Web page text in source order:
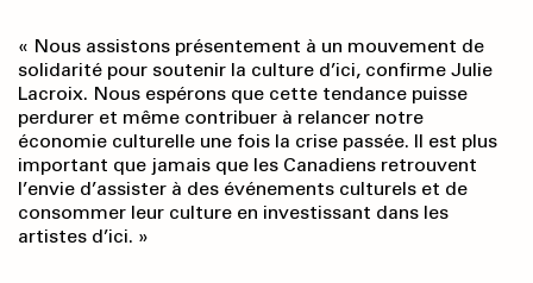
« Nous assistons présentement à un mouvement de
solidarité pour soutenir la culture d’ici, confirme Julie
Lacroix. Nous espérons que cette tendance puisse
perdurer et même contribuer à relancer notre
économie culturelle une fois la crise passée. Il est plus
important que jamais que les Canadiens retrouvent
l’envie d’assister à des événements culturels et de
consommer leur culture en investissant dans les
artistes d’ici. »